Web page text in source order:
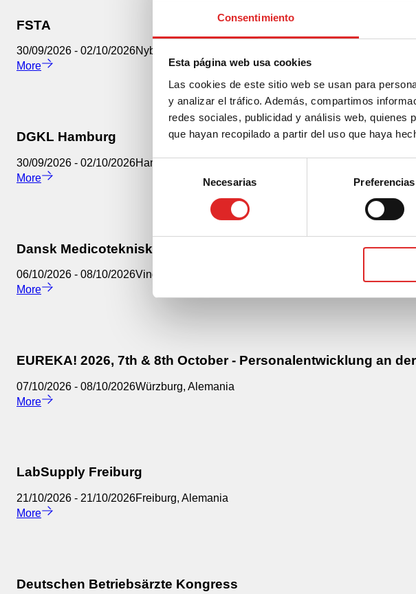
Consentimiento
Esta página web usa cookies
Las cookies de este sitio web se usan para
y analizar el tráfico. Además, compartimos
redes sociales, publicidad y análisis web, quienes
que hayan recopilado a partir del uso que haya
Selección
consentimiento
Necesarias Preferencias
FSTA
30/09/2026 - 02/10/2026Nyborg
More
DGKL Hamburg
30/09/2026 - 02/10/2026Hamburg
More
Dansk Medicotekniske Selskab-Landsmøde
06/10/2026 - 08/10/2026Vingsted
More
EUREKA! 2026, 7th & 8th October - Personalentwicklung an
07/10/2026 - 08/10/2026Würzburg, Alemania
More
LabSupply Freiburg
21/10/2026 - 21/10/2026Freiburg, Alemania
More
Deutschen Betriebsärzte Kongress